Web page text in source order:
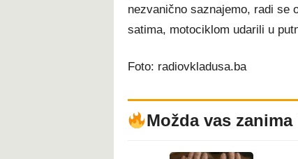
nezvanično saznajemo, radi se
satima, motociklom udarili u
Foto: radiovkladusa.ba
Možda vas